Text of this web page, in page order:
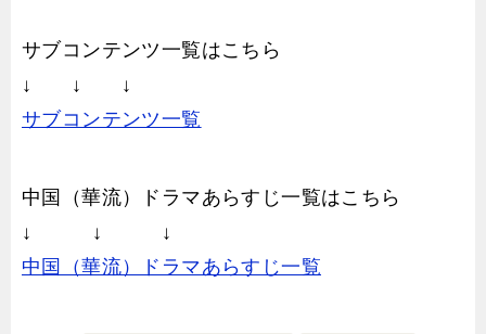
サブコンテンツ一覧はこちら
↓ ↓ ↓
サブコンテンツ一覧
中国（華流）ドラマあらすじ一覧はこちら
↓ ↓ ↓
中国（華流）ドラマあらすじ一覧